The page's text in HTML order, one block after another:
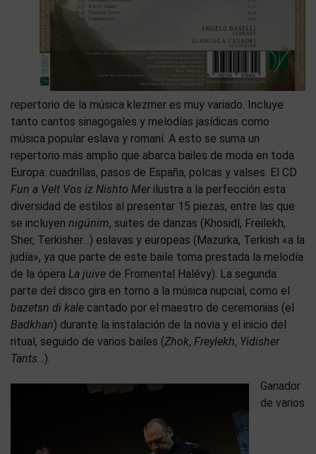
repertorio de la música klezmer es muy variado. Incluye
tanto cantos sinagogales y melodías jasídicas como
música popular eslava y romaní. A esto se suma un
repertorio más amplio que abarca bailes de moda en toda
Europa: cuadrillas, pasos de España, polcas y valses. El CD
Fun a Velt Vos iz Nishto Merilustra a la perfección esta
diversidad de estilos al presentar 15 piezas, entre las que
se incluyen nigúnim, suites de danzas (Khosidl, Freilekh,
Sher, Terkisher…) eslavas y europeas (Mazurka, Terkish «a la
judía», ya que parte de este baile toma prestada la melodía
de la ópera La juive de Fromental Halévy). La segunda
parte del disco gira en torno a la música nupcial, como el
bazetsn di kale cantado por el maestro de ceremonias (el
Badkhan) durante la instalación de la novia y el inicio del
ritual, seguido de varios bailes (Zhok, Freylekh, Yidisher
Tants…).
Ganador
de varios